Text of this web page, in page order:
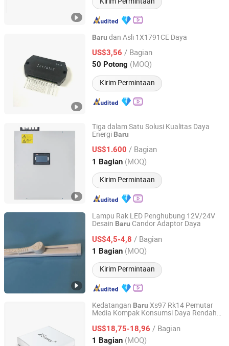
Baru dan Asli 1X1791CE Daya
US$3,56 / Bagian
50 Potong (MOQ)
Kirim Permintaan
Shenzhen Leruan Electronics Co., Ltd.
Guangdong, China Harga mulai 2026
Tiga dalam Satu Solusi Kualitas Daya
Energi Baru
US$1.600 / Bagian
1 Bagian (MOQ)
Kirim Permintaan
Sanhe Power Tech (Shenzhen) Co., Ltd.
Guangdong, China Harga mulai 2018
Lampu Rak LED Penghubung 12V/24V
Desain Baru Candor Adaptor Daya
US$4,5-4,8 / Bagian
1 Bagian (MOQ)
Kirim Permintaan
Shanghai Candor Opto Electronics Tech Co., Ltd.
Shanghai, China Harga mulai 2016
Kedatangan Baru Xs97 Rk14 Pemutar
Media Kompak Konsumsi Daya Rendah
US$18,75-18,96 / Bagian
1 Bagian (MOQ)
Shenzhen Xangshi Technology Co., Ltd.
Guangdong, China Harga mulai 2020